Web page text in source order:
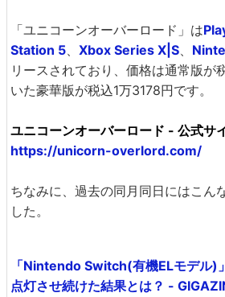
「ユニコーンオーバーロード」は
Station 5
Xbox Series X|S
リースされており、価格は通常版が
いた豪華版が税込1万3178円です。
ユニコーンオーバーロード - 公式サ
https://unicorn-overlord.com/
ちなみに、過去の同月同日にはこん
した。
「Nintendo Switch(有機ELモデル
点灯させ続けた結果とは？ -